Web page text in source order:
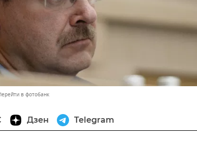
в фотобанк
Дзен Telegram